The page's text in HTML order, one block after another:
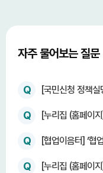
자주 물어보는 질문
Q
[국민신청 정책실
Q [누리집 (홈페이
Q [협업이음터] ‘협
Q [누리집 (홈페이